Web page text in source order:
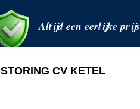
Altijd een eerlijke prijs
STORING CV KETEL